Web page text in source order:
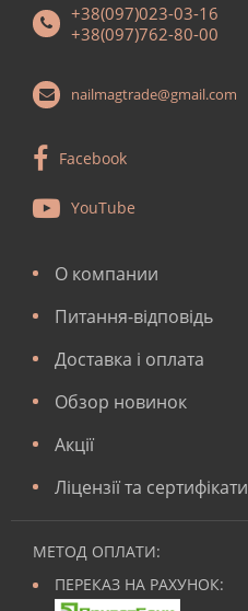
+38(097)023-03-16
+38(097)762-80-00
nailmagtrade@gmail.com
Facebook
YouTube
О компании
Питання-відповідь
Доставка і оплата
Обзор новинок
Акції
Ліцензії та сертифікати
МЕТОД ОПЛАТИ:
ПЕРЕКАЗ НА РАХУНОК: